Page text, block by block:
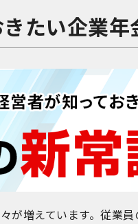
たい企業年
が増えています。従業